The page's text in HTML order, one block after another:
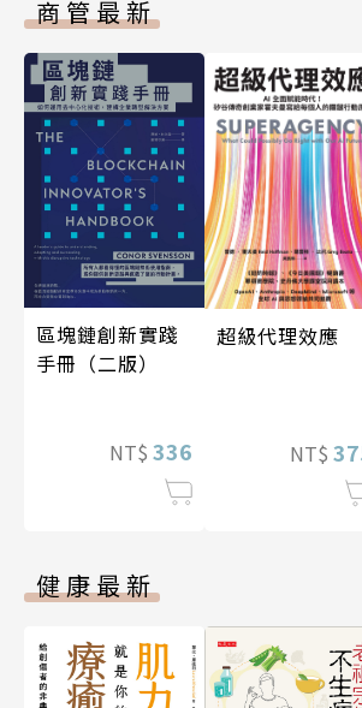
商管最新
區塊鏈創新實踐
手冊（二版）
NT$ 336
超級代理效應
NT$
健康最新